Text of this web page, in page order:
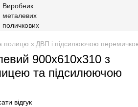
полицю з ДВП і підсилюючою
900х610х310 з
та підсилюючою
відгук